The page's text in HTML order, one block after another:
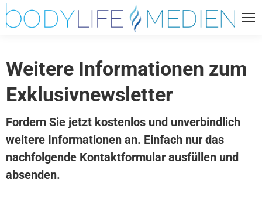
Weitere Informationen zum
Exklusivnewsletter
Fordern Sie jetzt kostenlos und unverbindlich
weitere Informationen an. Einfach nur das
nachfolgende Kontaktformular ausfüllen und
absenden.